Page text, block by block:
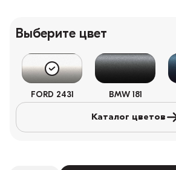
Выберите цвет
FORD 2431 BMW 181
Каталог цветов